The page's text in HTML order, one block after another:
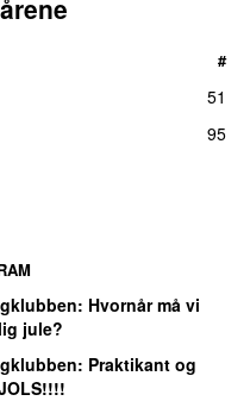
#
51
95
: Hvornår må vi
jule?
: Praktikant og